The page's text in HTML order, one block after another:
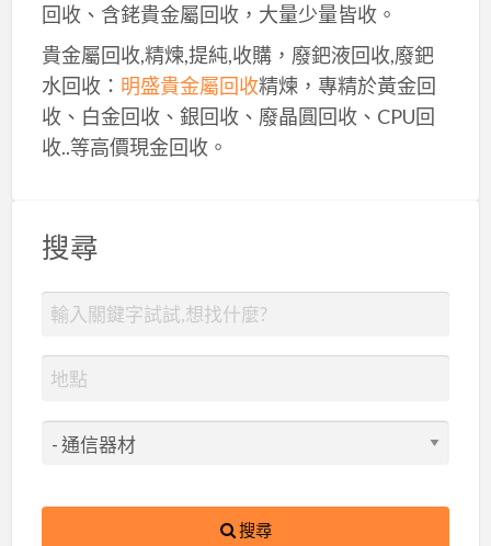
回收、含銠貴金屬回收，大量少量皆收。
貴金屬回收,精煉,提純,收購，廢鈀液回收,廢鈀
水回收： 明盛貴金屬回收精煉，專精於黃金回
收、白金回收、銀回收、廢晶圓回收、CPU回
收..等高價現金回收。
搜尋
搜尋